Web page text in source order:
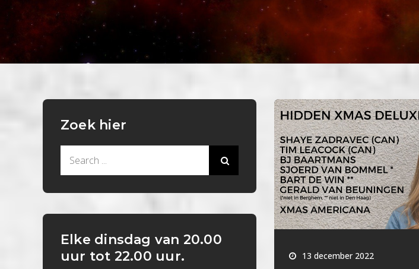
13 december 2022
Zoek hier
Elke dinsdag van 20.00
uur tot 22.00 uur.